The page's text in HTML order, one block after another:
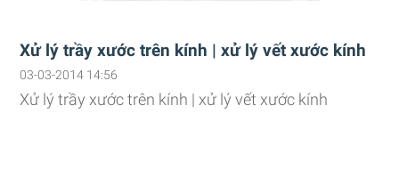
Xử lý trầy xước trên kính | xử lý vết xước kính
03-03-2014 14:56
Xử lý trầy xước trên kính | xử lý vết xước kính